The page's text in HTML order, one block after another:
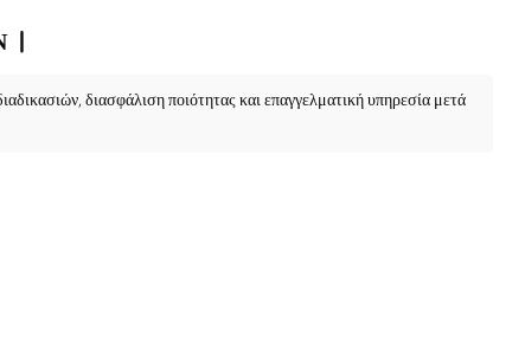
διασφάλιση ποιότητας και επαγγελματική υπηρεσία μετά